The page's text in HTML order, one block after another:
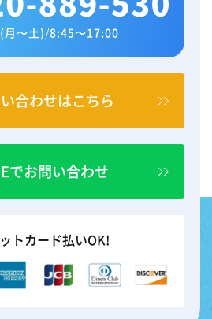
月～土) /8:45～17:00
合わせはこちら
でお問い合わせ
トカード払いOK!